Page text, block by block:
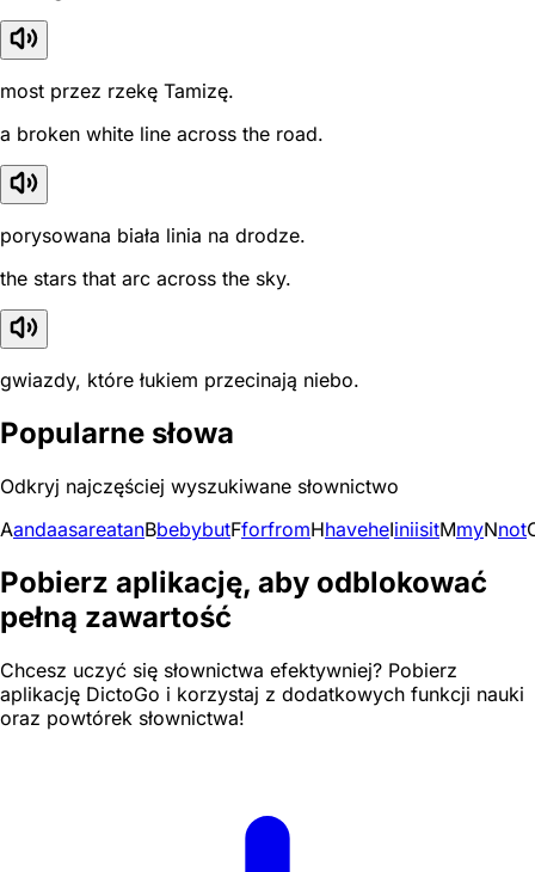
most przez rzekę Tamizę.
a broken white line across the road.
porysowana biała linia na drodze.
the stars that arc across the sky.
gwiazdy, które łukiem przecinają niebo.
Popularne słowa
Odkryj najczęściej wyszukiwane słownictwo
AandaasareatanBbebybutFforfromHhaveheIiniisitMmyNnot
Pobierz aplikację, aby odblokować
pełną zawartość
Chcesz uczyć się słownictwa efektywniej? Pobierz
aplikację DictoGo i korzystaj z dodatkowych funkcji nauki
oraz powtórek słownictwa!